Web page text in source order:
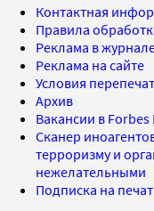
Контактная
Правила
Реклама в
Реклама на сайте
Условия
Архив
Вакансии в Forbes
Сканер
терроризму и
нежелательными
Подписка на